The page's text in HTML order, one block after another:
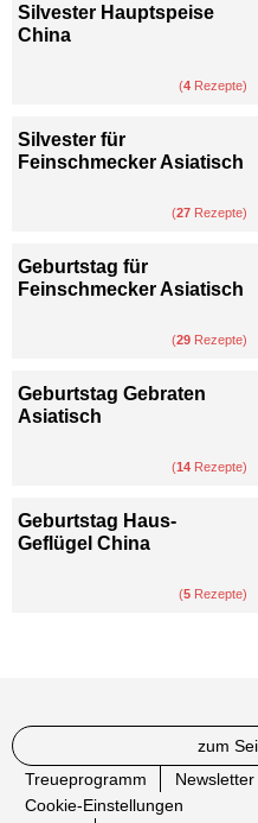
Silvester Hauptspeise
China
(4 Rezepte)
Silvester für
Feinschmecker Asiatisch
(27 Rezepte)
Geburtstag für
Feinschmecker Asiatisch
(29 Rezepte)
Geburtstag Gebraten
Asiatisch
(14 Rezepte)
Geburtstag Haus-
Geflügel China
(5 Rezepte)
zum
Treueprogramm
Newsletter
Cookie-Einstellungen